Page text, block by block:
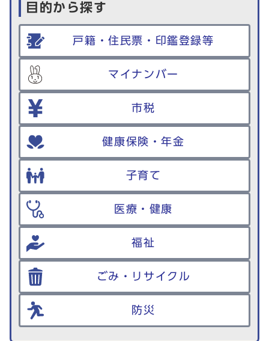
目的から探す
戸籍・住民票・印鑑登録等
マイナンバー
市税
健康保険・年金
子育て
医療・健康
福祉
ごみ・リサイクル
防災